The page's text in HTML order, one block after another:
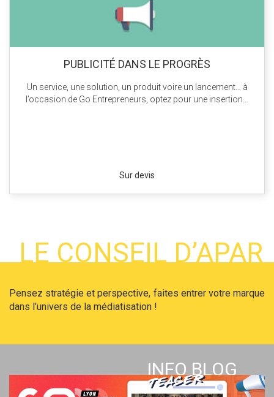
PUBLICITÉ DANS LE PROGRÈS
Un service, une solution, un produit voire un lancement… à
l’occasion de Go Entrepreneurs, optez pour une insertion…
Sur devis
LE CONSEIL D’APAR
Pensez stratégie et perspective, faites entrer votre marque
dans l’univers de la médiatisation !
INFO BLOG